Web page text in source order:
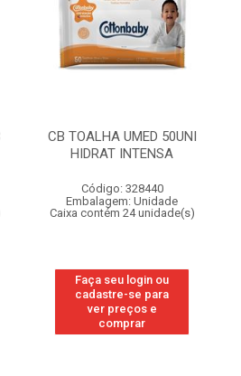
CB TOALHA UMED 50UNI
HIDRAT INTENSA
Código: 328440
Embalagem: Unidade
Caixa contém 24 unidade(s)
Faça seu login ou
cadastre-se para
ver preços e
comprar